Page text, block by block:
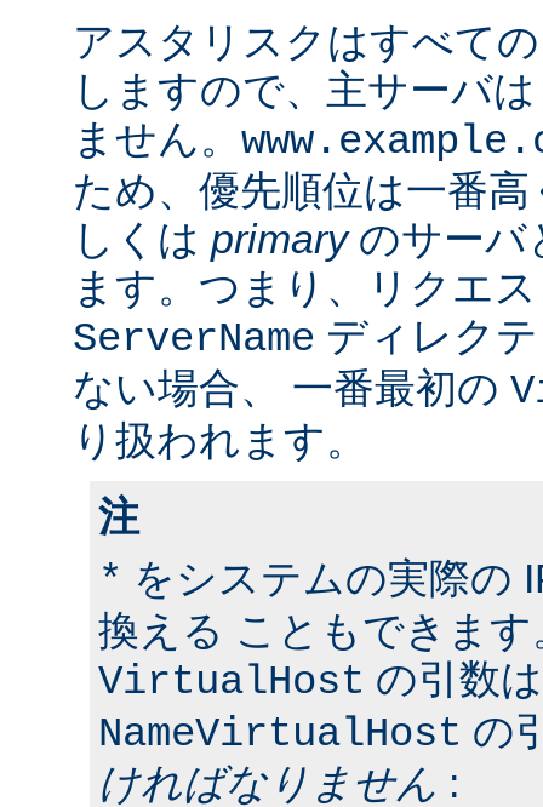
アスタリスクはすべて
しますので、主サーバ
ません。
ため、優先順位は一番
しくは primaryのサーバ
ます。つまり、リクエ
ServerName ディレク
ない場合、 一番最初の
り扱われます。
注
* をシステムの実際の
換える こともできま
VirtualHost の引数は
NameVirtualHost の
ければなりません :